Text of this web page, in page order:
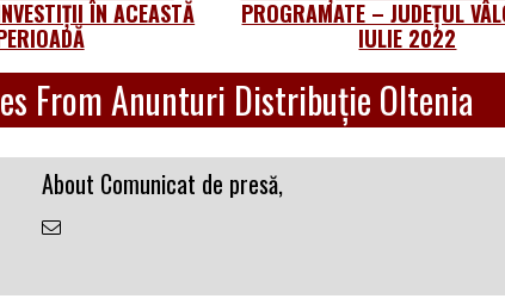
ÎN ACEASTĂ
PROGRAMATE – JUDEȚUL
IULIE 2022
From Anunturi Distribuție Oltenia
About Comunicat de presă,
Email